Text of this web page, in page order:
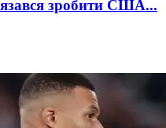
зробити США...